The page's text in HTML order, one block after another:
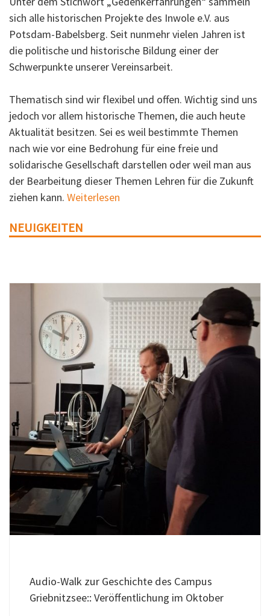
sich alle historischen Projekte des Inwole e.V. aus
Potsdam-Babelsberg. Seit nunmehr vielen Jahren ist
die politische und historische Bildung einer der
Schwerpunkte unserer Vereinsarbeit.
Thematisch sind wir flexibel und offen. Wichtig sind uns
jedoch vor allem historische Themen, die auch heute
Aktualität besitzen. Sei es weil bestimmte Themen
nach wie vor eine Bedrohung für eine freie und
solidarische Gesellschaft darstellen oder weil man aus
der Bearbeitung dieser Themen Lehren für die Zukunft
ziehen kann. Weiterlesen
NEUIGKEITEN
Audio-Walk zur Geschichte des Campus
Griebnitzsee:: Veröffentlichung im Oktober